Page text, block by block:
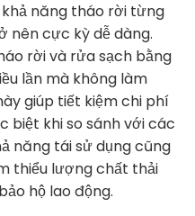
năng tháo rời từng
nên cực kỳ dễ dàng.
rời và rửa sạch bằng
lần mà không làm
giúp tiết kiệm chi phí
biệt khi so sánh với các
năng tái sử dụng cũng
thiểu lượng chất thải
hộ lao động.